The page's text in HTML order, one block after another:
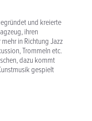
und kreierte
ihren
in Richtung Jazz
Trommeln etc.
dazu kommt
gespielt